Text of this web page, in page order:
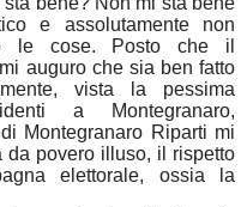
e assolutamente non
le cose. Posto che il
auguro che sia ben fatto
vista la pessima
a Montegranaro,
Montegranaro Riparti mi
da povero illuso, il rispetto
elettorale, ossia la